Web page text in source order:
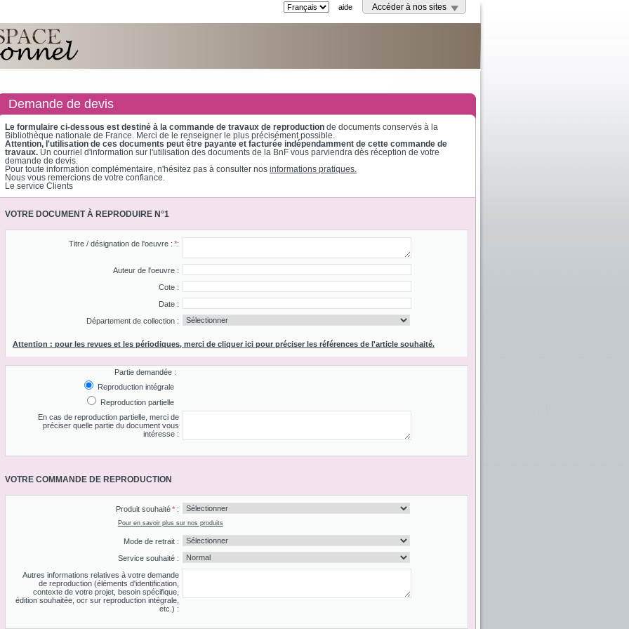
aide Accéder à nos sites
Demande de devis
Le formulaire ci-dessous est destiné à la commande de travaux de reproduction de documents conservés à la
Bibliothèque nationale de France. Merci de le renseigner le plus précisément possible.
Attention, l'utilisation de ces documents peut être payante et facturée indépendamment de cette commande de
travaux. Un courriel d'information sur l'utilisation des documents de la BnF vous parviendra dès réception de votre
demande de devis.
Pour toute information complémentaire, n'hésitez pas à consulter nos informations pratiques.
Nous vous remercions de votre confiance.
Le service Clients
VOTRE DOCUMENT À REPRODUIRE N°1
Titre / désignation de l'oeuvre : *:
Auteur de l'oeuvre :
Cote :
Date :
Département de collection :
Attention : pour les revues et les périodiques, merci de cliquer ici pour préciser les références de l'article souhaité.
Partie demandée :
Reproduction intégrale
Reproduction partielle
En cas de reproduction partielle, merci de
préciser quelle partie du document vous
intéresse :
VOTRE COMMANDE DE REPRODUCTION
Produit souhaité*:
Pour en savoir plus sur nos produits
Mode de retrait :
Service souhaité :
Autres informations relatives à votre demande
de reproduction (éléments d'identification,
contexte de votre projet, besoin spécifique,
édition souhaitée, ocr sur reproduction intégrale,
etc.) :